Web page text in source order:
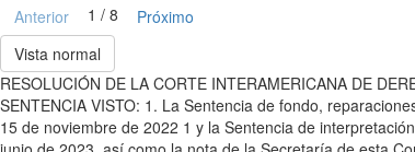
Anterior 1 / 8
Próximo
Vista normal
RESOLUCIÓN DE LA CORTE INTERAMERICANA DE
SENTENCIA VISTO: 1. La Sentencia de fondo,
15 de noviembre de 2022 1 y la Sentencia de